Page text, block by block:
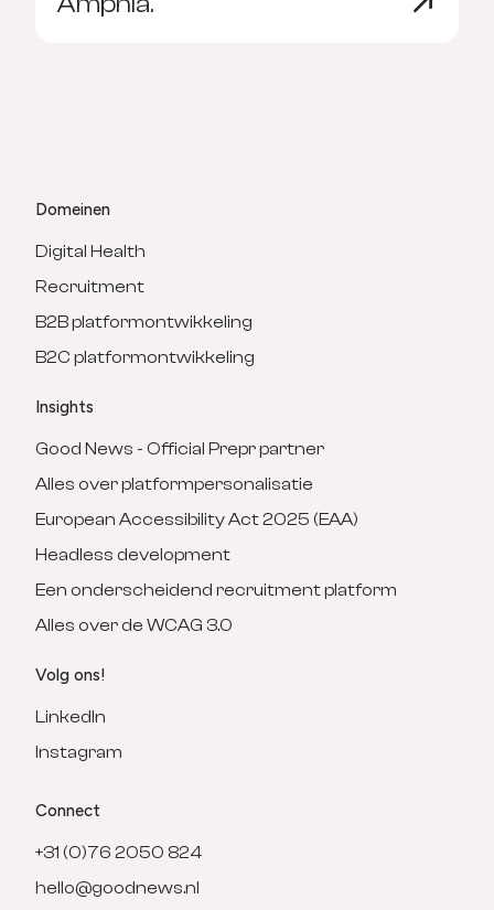
Domeinen
Digital Health
Recruitment
B2B platformontwikkeling
B2C platformontwikkeling
Insights
Good News - Official Prepr partner
Alles over platformpersonalisatie
European Accessibility Act 2025 (EAA)
Headless development
Een onderscheidend recruitment platform
Alles over de WCAG 3.0
Volg ons!
LinkedIn
Instagram
Connect
+31 (0)76 2050 824
hello@goodnews.nl